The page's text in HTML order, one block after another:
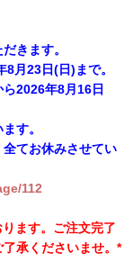
きます。
月23日(日)まで。
2026年8月16日
す。
てお休みさせてい
112
ます。ご注文完了
承くださいませ。*